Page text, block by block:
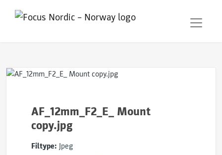
AF_12mm_F2_E_ Mount
copy.jpg
Filtype: Jpeg